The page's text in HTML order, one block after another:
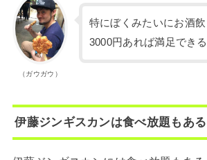
（ガウガウ）
特にぼくみたいにお酒飲
3000円あれば満足できる
伊藤ジンギスカンは食べ放題もある